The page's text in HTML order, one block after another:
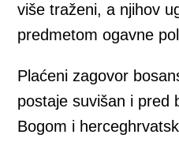
više traženi, a njihov
predmetom ogavne
Plaćeni zagovor
postaje suvišan i pred
Bogom i